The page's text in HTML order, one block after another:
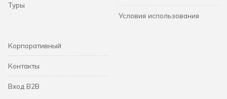
Туры
Условия использования
Корпоративный
Контакты
Вход B2B